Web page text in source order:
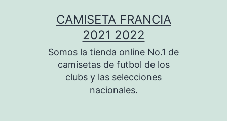
CAMISETA FRANCIA
2021 2022
Somos la tienda online No.1 de
camisetas de futbol de los
clubs y las selecciones
nacionales.